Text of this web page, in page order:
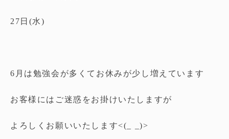
27日(水)
6月は勉強会が多くてお休みが少し増えています
お客様にはご迷惑をお掛けいたしますが
よろしくお願いいたします<(_ _)>